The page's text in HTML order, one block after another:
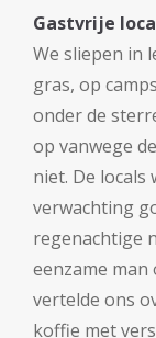
Gastvrije
We sliepen in
gras, op
onder de
op vanwege
niet. De
verwachting
regenachtige
eenzame
vertelde ons
koffie met